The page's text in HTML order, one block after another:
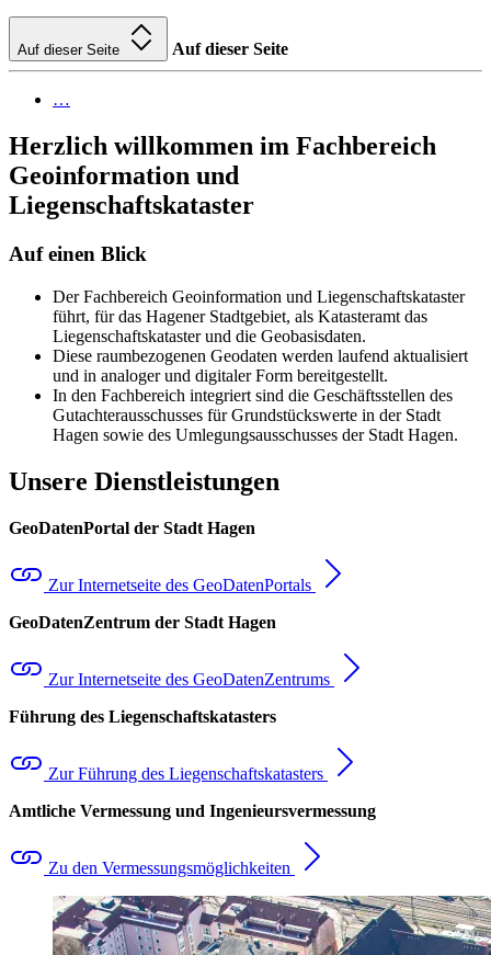
Auf dieser Seite Auf dieser Seite
…
Herzlich willkommen im Fachbereich
Geoinformation und
Liegenschaftskataster
Auf einen Blick
Der Fachbereich Geoinformation und Liegenschaftskataster
führt, für das Hagener Stadtgebiet, als Katasteramt das
Liegenschaftskataster und die Geobasisdaten.
Diese raumbezogenen Geodaten werden laufend aktualisiert
und in analoger und digitaler Form bereitgestellt.
In den Fachbereich integriert sind die Geschäftsstellen des
Gutachterausschusses für Grundstückswerte in der Stadt
Hagen sowie des Umlegungsausschusses der Stadt Hagen.
Unsere Dienstleistungen
GeoDatenPortal der Stadt Hagen
Zur Internetseite des GeoDatenPortals
GeoDatenZentrum der Stadt Hagen
Zur Internetseite des GeoDatenZentrums
Führung des Liegenschaftskatasters
Zur Führung des Liegenschaftskatasters
Amtliche Vermessung und Ingenieursvermessung
Zu den Vermessungsmöglichkeiten